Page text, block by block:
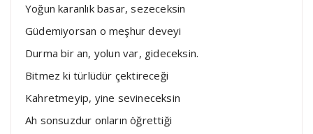
Yoğun karanlık basar, sezeceksin
Güdemiyorsan o meşhur deveyi
Durma bir an, yolun var, gideceksin.
Bitmez ki türlüdür çektireceği
Kahretmeyip, yine sevineceksin
Ah sonsuzdur onların öğrettiği